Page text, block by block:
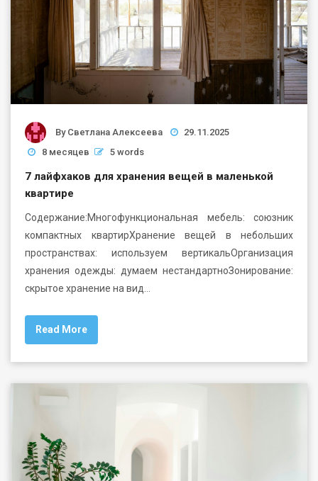
By Светлана Алексеева
29.11.2025
8 месяцев
5 words
7 лайфхаков для хранения вещей в маленькой
квартире
Содержание:Многофункциональная мебель: союзник
компактных квартирХранение вещей в небольших
пространствах: используем вертикальОрганизация
хранения одежды: думаем нестандартноЗонирование:
скрытое хранение на вид…
Read More